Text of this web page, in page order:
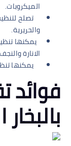
الميكروبات.
تصلح
والحريرية.
يمكنها
الانارة
يمكنها
فوائد